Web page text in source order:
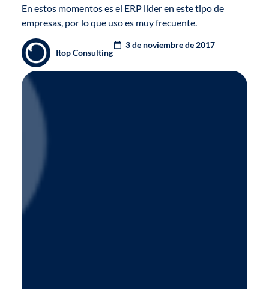
En estos momentos es el ERP líderen este tipo de
empresas, por lo que uso es muy frecuente.
Itop Consulting
3 de noviembre de 2017